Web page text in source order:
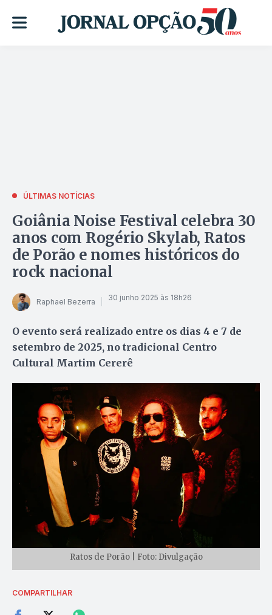
ÚLTIMAS NOTÍCIAS
Goiânia Noise Festival celebra 30
anos com Rogério Skylab, Ratos
de Porão e nomes históricos do
rock nacional
Raphael Bezerra 30 junho 2025 às 18h26
O evento será realizado entre os dias 4 e 7 de
setembro de 2025, no tradicional Centro
Cultural Martim Cererê
Ratos de Porão | Foto: Divulgação
COMPARTILHAR